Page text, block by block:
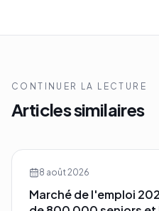
CONTINUER LA LECTURE
Articles similaires
8 août 2026
Marché de l'emploi